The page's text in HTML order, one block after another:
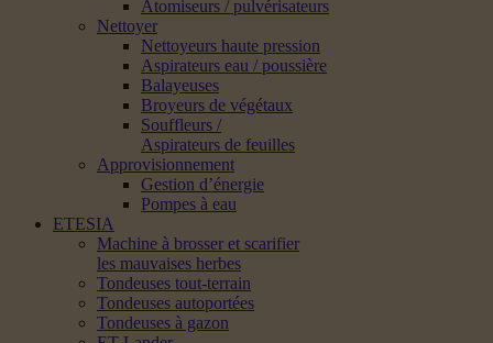
Atomiseurs / pulvérisateurs
Nettoyer
Nettoyeurs haute pression
Aspirateurs eau / poussière
Balayeuses
Broyeurs de végétaux
Souffleurs /
Aspirateurs de feuilles
Approvisionnement
Gestion d’énergie
Pompes à eau
ETESIA
Machine à brosser et scarifier
les mauvaises herbes
Tondeuses tout-terrain
Tondeuses autoportées
Tondeuses à gazon